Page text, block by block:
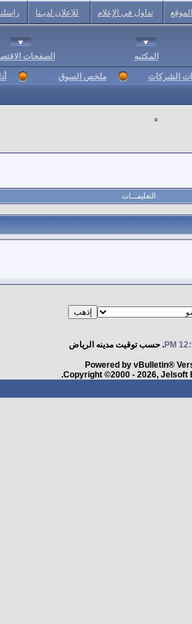
تداول في الإعلام للإعلان لديـنا
المكتبه الصفحات
الشركات ملخص السوق
التعليمـــات
. حسب توقيت مدينه الرياض
Powered by vBulletin®
Copyright ©2000 - 2026, Jelsoft